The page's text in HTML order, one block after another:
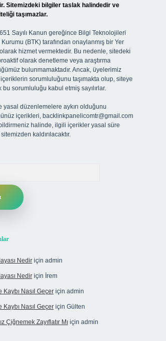
Sitemizdeki bilgiler taslak halindedir ve
taşımazlar.
Sayılı Kanun gereğince Bilgi Teknolojileri
(BTK) tarafından onaylanmış bir Yer
olarak hizmet vermektedir. Bu nedenle, sitedeki
olarak denetleme veya araştırma
bulunmamaktadır. Ancak, üyelerimiz
içeriklerin sorumluluğunu taşımakta olup, siteye
bu sorumluluğu kabul etmiş sayılırlar.
yasal düzenlemelere aykırı olduğunu
içerikleri, backlinkpanelicomtr@gmail.com
halinde, ilgili içerikler yasal süre
kaldırılacaktır.
Nediriçin admin
Nediriçin İrem
Kaybı Nasıl Geçeriçin admin
Kaybı Nasıl Geçeriçin Gülten
Çiğnemek Zayıflatır Mıiçin admin